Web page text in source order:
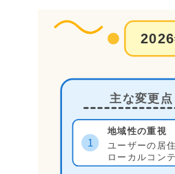
主な変更点
1
地域性の重視
ユーザーの居
ローカルコン